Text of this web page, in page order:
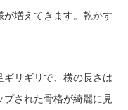
増えてきます。乾かす
リギリで、横の長さは
された骨格が綺麗に見